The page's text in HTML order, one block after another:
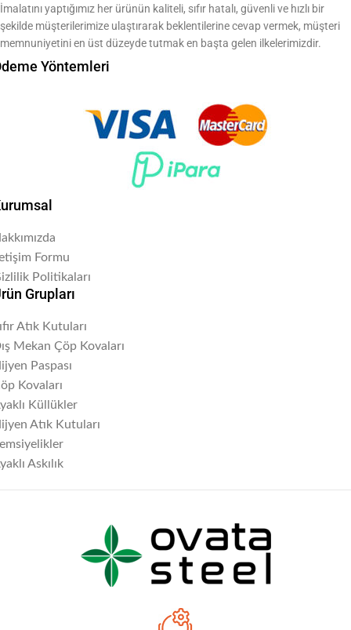
İmalatını yaptığımız her ürünün kaliteli, sıfır hatalı, güvenli ve hızlı bir
şekilde müşterilerimize ulaştırarak beklentilerine cevap vermek, müşteri
memnuniyetini en üst düzeyde tutmak en başta gelen ilkelerimizdir.
Yöntemleri
Formu
Politikaları
Grupları
Atık Kutuları
Mekan Çöp Kovaları
Paspası
Kovaları
Küllükler
Atık Kutuları
Askılık